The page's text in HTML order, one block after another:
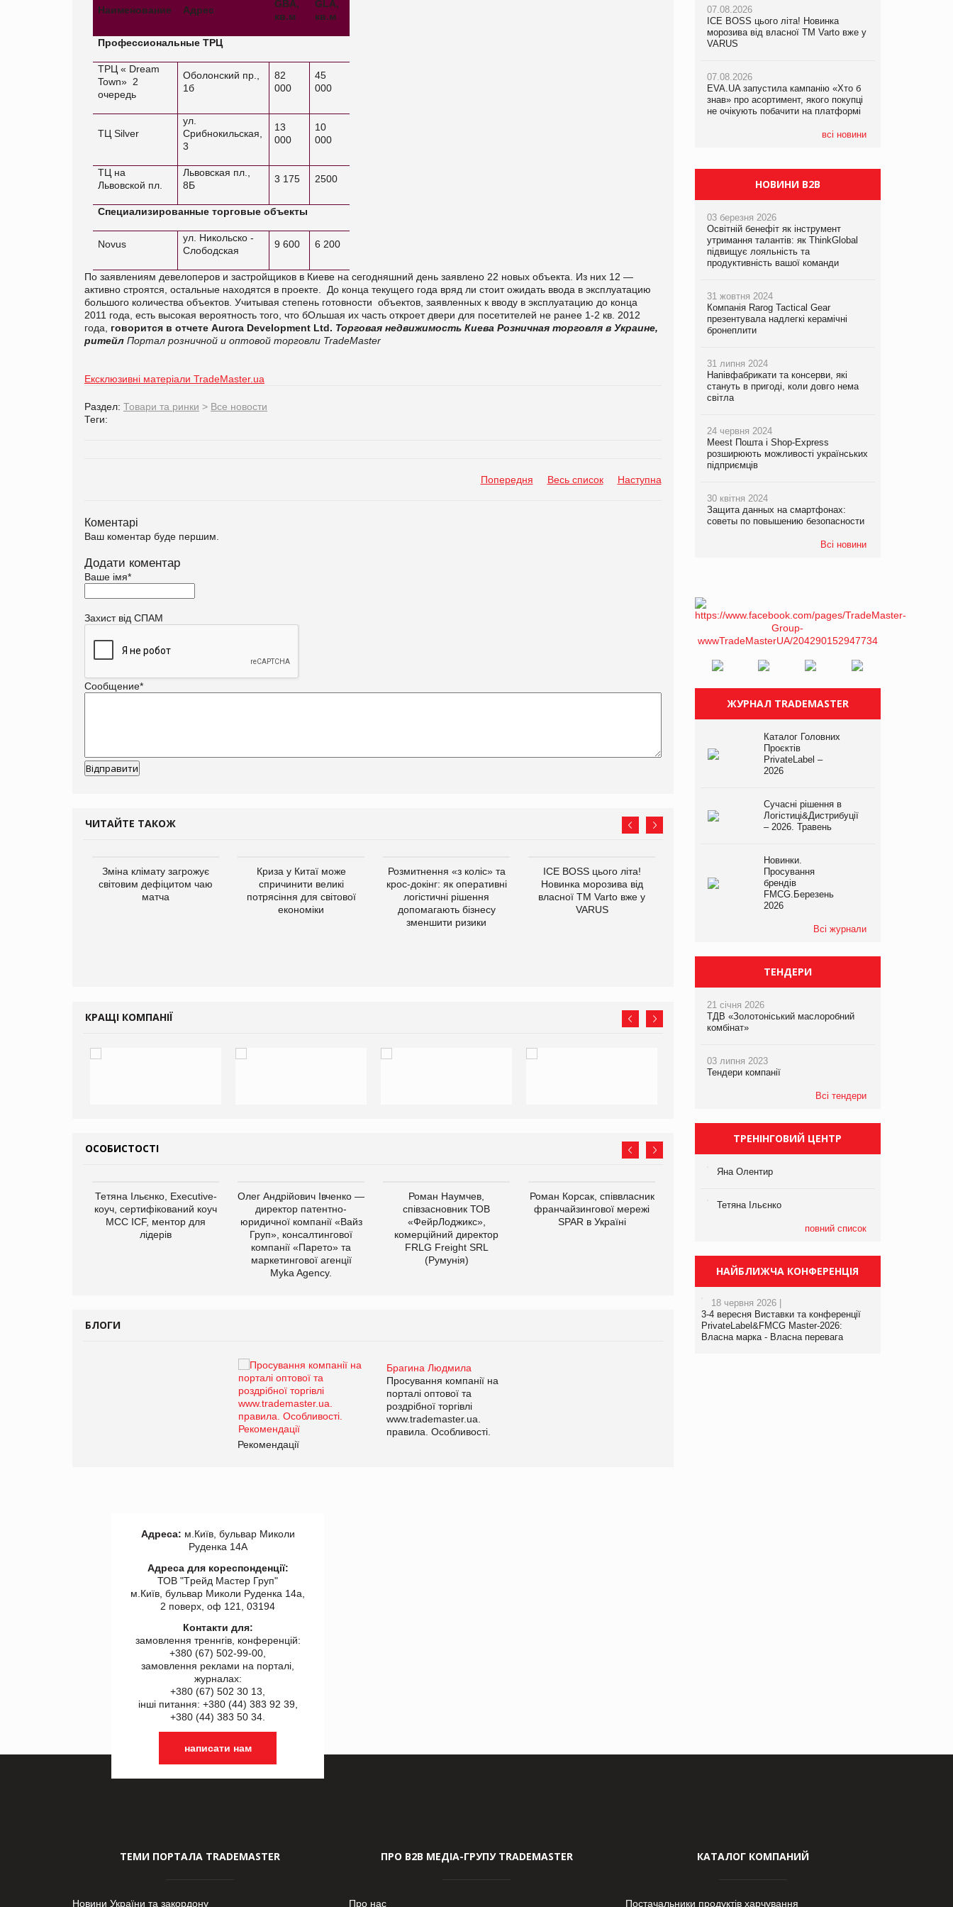
Наименование Адрес
GBA,
кв.м
GLA,
кв.м
Профессиональные ТРЦ
ТРЦ « Dream
Town» 2
очередь
Оболонский пр.,
1б
82
000
45
000
ТЦSilver
ул.
Срибнокильская,
3
13
000
10
000
ТЦ на
Львовской пл.
Львовская пл.,
8Б
3 175 2500
Специализированные торговые объекты
Novus
ул. Никольско -
Слободская
9 600 6 200
По заявлениям девелоперов и застройщиков в Киеве на сегодняшний день заявлено 22 новых объекта. Из них 12 —
активно строятся, остальные находятся в проекте. До конца текущего года вряд ли стоит ожидать ввода в эксплуатацию
большого количества объектов. Учитывая степень готовности объектов, заявленных к вводу в эксплуатацию до конца
2011 года, есть высокая вероятность того, что бОльшая их часть откроет двери для посетителей не ранее 1-2 кв. 2012
года, говорится в отчете Aurora Development Ltd. Торговая недвижимость Киева Розничная торговля в Украине,
ритейл Портал розничной и оптовой торговли TradeMaster
Ексклюзивні матеріали TradeMaster.ua
Раздел: Товари та ринки > Все новости
Теги:
Попередня Весь список Наступна
Коментарі
Ваш коментар буде першим.
Додати коментар
Ваше імя*
Захист від СПАМ
Сообщение*
ЧИТАЙТЕ ТАКОЖ
Зміна клімату загрожує
світовим дефіцитом чаю
матча
Криза у Китаї може
спричинити великі
потрясіння для світової
економіки
Розмитнення «з коліс» та
крос-докінг: як оперативні
логістичні рішення
допомагають бізнесу
зменшити ризики
ICE BOSS цього літа!
Новинка морозива від
власної ТМ Varto вже у
VARUS
EVA.UA запустила
кампанію «Хто б знав» про
асортимент, якого покупці
не очікують побачити на
КРАЩІ КОМПАНІЇ
ОСОБИСТОСТІ
Тетяна Ільєнко, Executive-
коуч, сертифікований коуч
МСС ICF, ментор для
лідерів
Олег Андрійович Івченко —
директор патентно-
юридичної компанії «Вайз
Груп», консалтингової
компанії «Парето» та
маркетингової агенції
Myka Agency.
Роман Наумчев,
співзасновник ТОВ
«ФейрЛоджикс»,
комерційний директор
FRLG Freight SRL
(Румунія)
Роман Корсак, співвласник
франчайзингової мережі
SPAR в Україні
Файно маркет Директор
БЛОГИ
Брагина Людмила
Просування компанії на
порталі оптової та
роздрібної торгівлі
www.trademaster.ua.
правила. Особливості.
Рекомендації
07.08.2026
ICE BOSS цього літа! Новинка
морозива від власної ТМ Varto вже у
VARUS
07.08.2026
EVA.UA запустила кампанію «Хто б
знав» про асортимент, якого покупці
не очікують побачити на платформі
всі новини
07.08.2026
ICE BOSS цього літа! Новинка
морозива від власної ТМ Varto вже у
VARUS
07.08.2026
EVA.UA запустила кампанію «Хто б
знав» про асортимент, якого покупці
не очікують побачити на платформі
07.08.2026
Франція заборонила рекламні дзвінки
НОВИНИ B2B
03 березня 2026
Освітній бенефіт як інструмент
утримання талантів: як ThinkGlobal
підвищує лояльність та
продуктивність вашої команди
31 жовтня 2024
Компанія Rarog Tactical Gear
презентувала надлегкі керамічні
бронеплити
31 липня 2024
Напівфабрикати та консерви, які
стануть в пригоді, коли довго нема
світла
24 червня 2024
Meest Пошта і Shop-Express
розширюють можливості українських
підприємців
30 квітня 2024
Защита данных на смартфонах:
советы по повышению безопасности
Всі новини
ЖУРНАЛ TRADEMASTER
Каталог Головних
Проєктів
PrivateLabel –
2026
Сучасні рішення в
Логістиці&Дистрибуції
– 2026. Травень
Новинки.
Просування
брендів
FMCG.Березень
2026
Всі журнали
ТЕНДЕРИ
21 січня 2026
ТДВ «Золотоніський маслоробний
комбінат»
03 липня 2023
Тендери компанії
Всі тендери
ТРЕНІНГОВИЙ ЦЕНТР
Яна Олентир
Тетяна Ільєнко
повний список
НАЙБЛИЖЧА КОНФЕРЕНЦІЯ
18 червня 2026 |
3-4 вересня Виставки та конференції
PrivateLabel&FMCG Master-2026:
Власна марка - Власна перевага
Адреса: м.Київ, бульвар Миколи
Руденка 14А
Адреса для кореспонденції:
ТОВ "Tрейд Мастер Груп"
м.Київ, бульвар Миколи Руденка 14а,
2 поверх, оф 121, 03194
Контакти для:
замовлення треннгів, конференцій:
+380 (67) 502-99-00,
замовлення реклами на порталі,
журналах:
+380 (67) 502 30 13,
інші питання: +380 (44) 383 92 39,
+380 (44) 383 50 34.
написати нам
ТЕМИ ПОРТАЛА TRADEMASTER
Новини України та закордону
ПРО В2В МЕДІА-ГРУПУ TRADEMASTER
Про нас
КАТАЛОГ КОМПАНИЙ
Постачальники продуктів харчування